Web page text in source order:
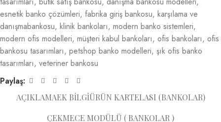
esnetik banko çözümleri, fabrika giriş bankosu, karşılama ve
danışmabankosu, klinik bankoları, modern banko sistemleri,
modern ofis modelleri, müşteri kabul bankoları, ofis bankoları, ofis
bankosu tasarımları, petshop banko modelleri, şık ofis banko
tasarımları, veteriner bankosu
Paylaş:
AÇIKLAMAEK BILGIÜRÜN KARTELASI (BANKOLAR)
ÇEKMECE MODÜLÜ ( BANKOLAR )